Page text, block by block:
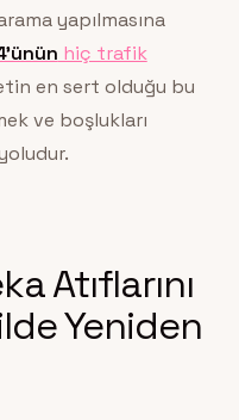
yapılmasına
hiç trafik
en sert olduğu bu
ve boşlukları
Atıflarını
Yeniden